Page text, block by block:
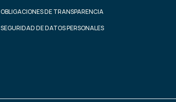
OBLIGACIONES DE TRANSPARENCIA
SEGURIDAD DE DATOS PERSONALES